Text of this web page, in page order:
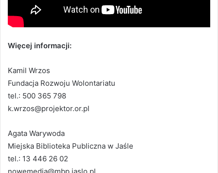
Więcej informacji:
Kamil Wrzos
Fundacja Rozwoju Wolontariatu
tel.: 500 365 798
k.wrzos@projektor.or.pl
Agata Warywoda
Miejska Biblioteka Publiczna w Jaśle
tel.: 13 446 26 02